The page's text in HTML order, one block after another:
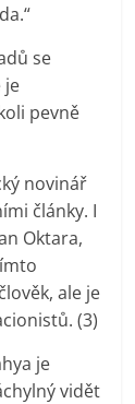
se
je
pevně
novinář
články. I
Oktara,
ale je
(3)
je
vidět